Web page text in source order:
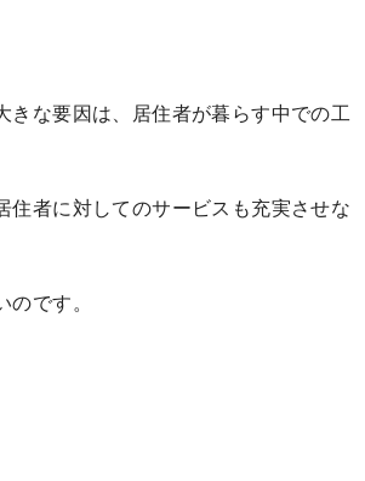
きな要因は、居住者が暮らす中での工
者に対してのサービスも充実させな
です。